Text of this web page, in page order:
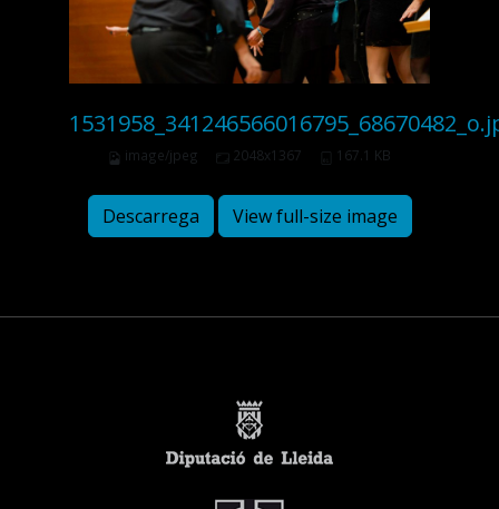
image/jpeg 2048x1367 167.1 KB
Descarrega View full-size image